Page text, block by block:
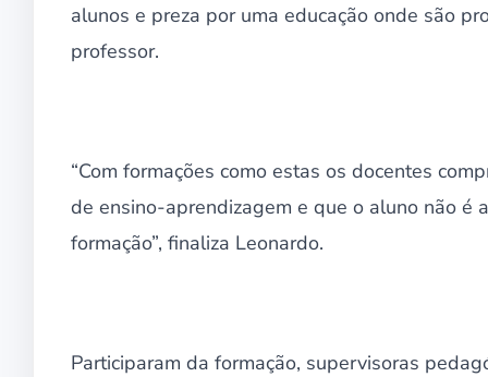
alunos e preza por uma educação onde são
professor.
“Com formações como estas os docentes
de ensino-aprendizagem e que o aluno não é
formação”, finaliza Leonardo.
Participaram da formação, supervisoras